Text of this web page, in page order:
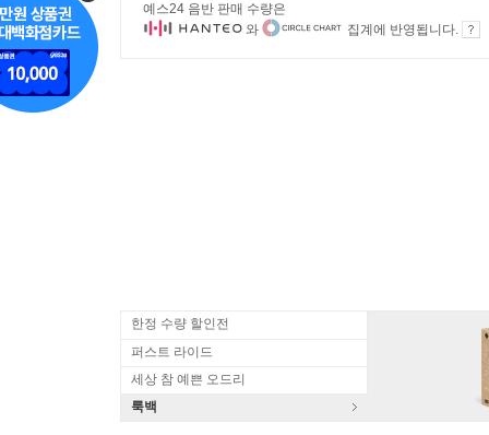
예스24 음반 판매 수량은
와
집계에 반영됩니다.
한정 수량 할인전
퍼스트 라이드
세상 참 예쁜 오드리
룩백